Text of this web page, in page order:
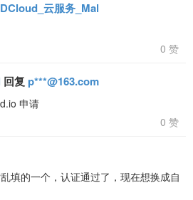
DCloud_云服务_Mal
0 赞
回复 p***@163.com
申请
0 赞
填的一个，认证通过了，现在想换成自